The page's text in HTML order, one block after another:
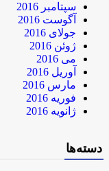
سپتامبر 2016
آگوست 2016
جولای 2016
ژوئن 2016
می 2016
آوریل 2016
مارس 2016
فوریه 2016
ژانویه 2016
دسته‌ها